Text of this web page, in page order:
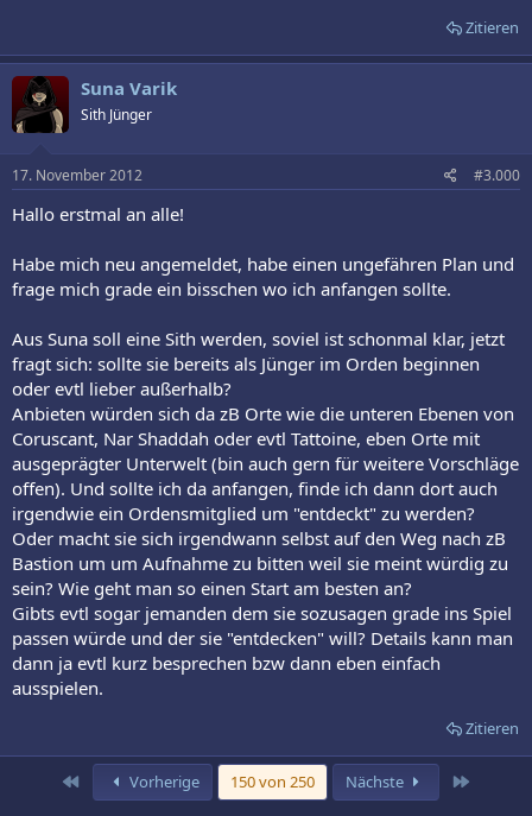
Zitieren
Suna Varik
Sith Jünger
17. November 2012 #3.000
Hallo erstmal an alle!
Habe mich neu angemeldet, habe einen ungefähren Plan und
frage mich grade ein bisschen wo ich anfangen sollte.
Aus Suna soll eine Sith werden, soviel ist schonmal klar, jetzt
fragt sich: sollte sie bereits als Jünger im Orden beginnen
oder evtl lieber außerhalb?
Anbieten würden sich da zB Orte wie die unteren Ebenen von
Coruscant, Nar Shaddah oder evtl Tattoine, eben Orte mit
ausgeprägter Unterwelt (bin auch gern für weitere Vorschläge
offen). Und sollte ich da anfangen, finde ich dann dort auch
irgendwie ein Ordensmitglied um "entdeckt" zu werden?
Oder macht sie sich irgendwann selbst auf den Weg nach zB
Bastion um um Aufnahme zu bitten weil sie meint würdig zu
sein? Wie geht man so einen Start am besten an?
Gibts evtl sogar jemanden dem sie sozusagen grade ins Spiel
passen würde und der sie "entdecken" will? Details kann man
dann ja evtl kurz besprechen bzw dann eben einfach
ausspielen.
Zitieren
Erste Vorherige 150 von 250 Nächste